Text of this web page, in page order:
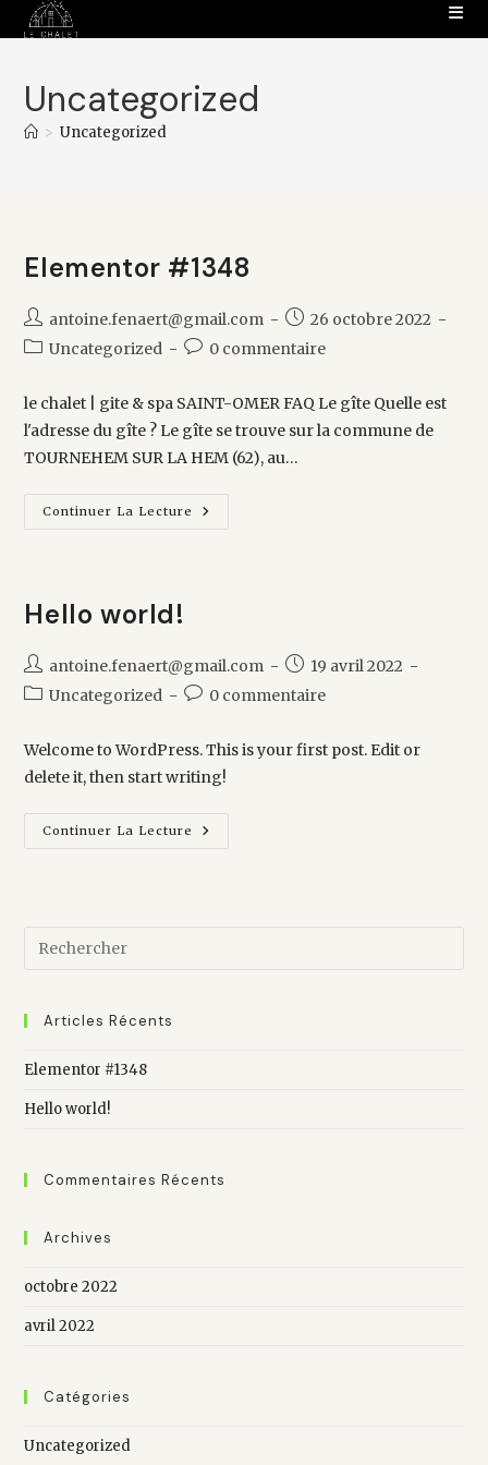
Skip
to
Uncategorized
> Uncategorized
Elementor #1348
Auteur/autrice
de
antoine.fenaert@gmail.com
Publication
publiée :
26 octobre 2022
PostUncategorized
Commentaires
publication :
0 commentaire
le chalet | gite & spa SAINT-OMER FAQ Le gîte Quelle est
l'adresse du gîte ? Le gîte se trouve sur la commune de
TOURNEHEM SUR LA HEM (62), au…
Continuer La Lecture Elementor
#1348
Hello world!
Auteur/autrice
de
antoine.fenaert@gmail.com
Publication
publiée :
19 avril 2022
PostUncategorized
Commentaires
publication :
0 commentaire
Welcome to WordPress. This is your first post. Edit or
delete it, then start writing!
Continuer La Lecture Hello
World!
Articles Récents
Elementor #1348
Hello world!
Commentaires Récents
Archives
octobre 2022
avril 2022
Catégories
Uncategorized